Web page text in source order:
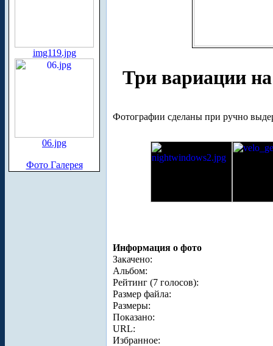
img119.jpg
06.jpg
Фото Галерея
Три вариации
Фотографии сделаны при ручно
Информация о фото
Закачено:
Альбом:
Рейтинг (7 голосов):
Размер файла:
Размеры:
Показано:
URL:
Избранное: